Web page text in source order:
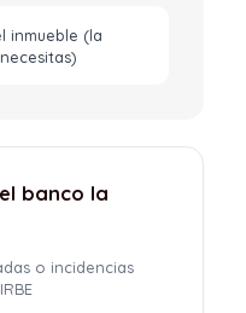
inmueble (la
banco la
o incidencias